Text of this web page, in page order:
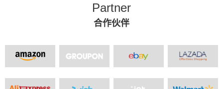
Partner
合作伙伴